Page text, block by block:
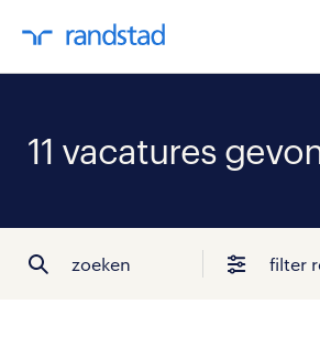
11 vacatures
zoeken filter